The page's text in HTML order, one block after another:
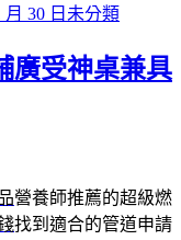
月 30 日 類
未分類
廣受神桌兼具
營養師推薦的超級燃
找到適合的管道申請